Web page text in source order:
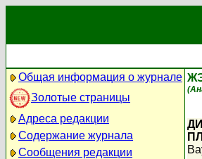
Общая информация о журнале
Золотые страницы
Адреса редакции
Содержание журнала
Сообщения редакции